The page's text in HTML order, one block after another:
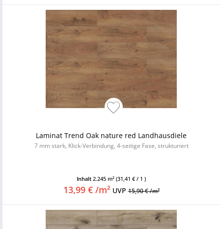
Laminat Trend Oak nature red Landhausdiele
7 mm stark, Klick-Verbindung, 4-seitige Fase, strukturiert
Inhalt 2.245 m² (31,41 € / 1 )
13,99 € /m² UVP15,90 € /m²